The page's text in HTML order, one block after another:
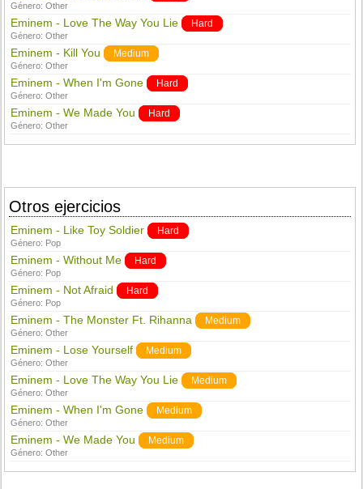
Género:Other
Eminem - Love The Way You Lie Hard
Género:Other
Eminem - Kill You Medium
Género:Other
Eminem - When I'm Gone Hard
Género:Other
Eminem - We Made You Hard
Género:Other
Otros ejercicios
Eminem - Like Toy Soldier Hard
Género: Pop
Eminem - Without Me Hard
Género: Pop
Eminem - Not Afraid Hard
Género: Pop
Eminem - The Monster Ft. Rihanna Medium
Género:Other
Eminem - Lose Yourself Medium
Género:Other
Eminem - Love The Way You Lie Medium
Género:Other
Eminem - When I'm Gone Medium
Género:Other
Eminem - We Made You Medium
Género:Other